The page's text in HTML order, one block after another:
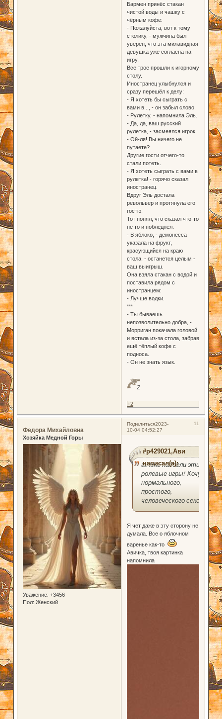
Бармен принёс стакан
чистой воды и чашку с
чёрным кофе:
- Пожалуйста, вот к тому
столику, - мужчина был
уверен, что эта милавидная
девушка уже согласна на
игру.
Все трое прошли к игорному
столу.
Иностранец улыбнулся и
сразу перешёл к делу:
- Я хотеть бы сыграть с
вами в..., - он забыл слово.
- Рулетку, - напомнила Эль.
- Да, да, ваш русский
рулетка, - засмеялся игрок.
- Ой-ля! Вы ничего не
путаете?
Другие гости отчего-то
стали потеть.
- Я хотеть сыграть с вами в
рулетка! - горячо сказал
иностранец.
Вдруг Эль достала
револьвер и протянула его
гостю.
Тот понял, что сказал что-то
не то и побледнел.
- В яблоко, - демонесса
указала на фрукт,
красующийся на краю
стола, - останется целым -
ваш выигрыш.
Она взяла стакан с водой и
поставила рядом с
иностранцем:
- Лучше водки.
***
- Ты бываешь
непозволительно добра, -
Морриган покачала головой
и встала из-за стола, забрав
ещё тёплый кофе с
подноса.
- Он не знать язык.
Z
+2
Поделиться 11
2023-
10-04 04:52:27
Федора Михайловна
Хозяйка Медной Горы
Уважение: +3456
Пол: Женский
#p429021,Ави
написал(а):
ак мне надоели эти
ролевые игры! Хочу
нормального,
простого,
человеческого секса!
Я чет даже в эту сторону не
думала. Все о яблочном
варенье как-то
Авичка, твоя картинка
напомнила